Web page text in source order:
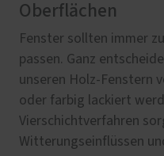
Oberflächen
Fenster sollten immer
passen. Ganz
unseren Holz-Fenstern
oder farbig lackiert
Vierschichtverfahren
Witterungseinflüssen